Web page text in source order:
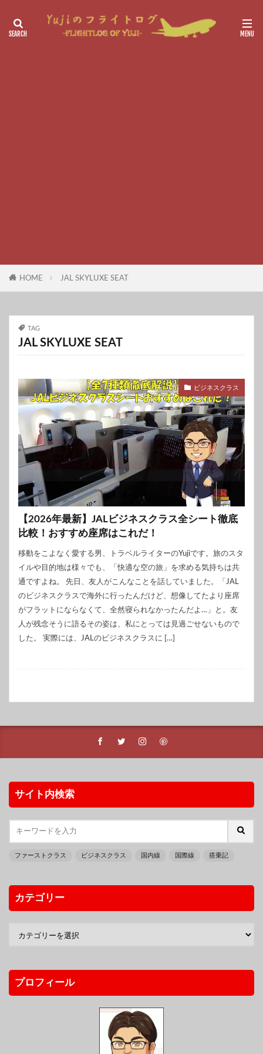
HOME JAL SKYLUXE SEAT
TAG
JAL SKYLUXE SEAT
ビジネスクラス
【2026年最新】JALビジネスクラス全シート徹底
比較！おすすめ座席はこれだ！
移動をこよなく愛する男、トラベルライターのYujiです。旅のスタ
イルや目的地は様々でも、「快適な空の旅」を求める気持ちは共
通ですよね。 先日、友人がこんなことを話していました。「JAL
のビジネスクラスで海外に行ったんだけど、想像してたより座席
がフラットにならなくて、全然寝られなかったんだよ…」と。友
人が残念そうに語るその姿は、私にとっては見過ごせないもので
した。 実際には、JALのビジネスクラスに […]
サイト内検索
ファーストクラス ビジネスクラス 国内線 国際線 搭乗記
カテゴリー
プロフィール